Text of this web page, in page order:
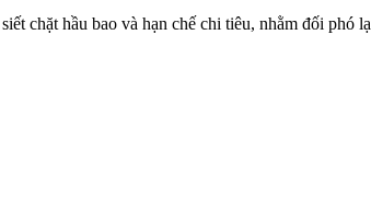
chặt hầu bao và hạn chế chi tiêu, nhằm đối phó